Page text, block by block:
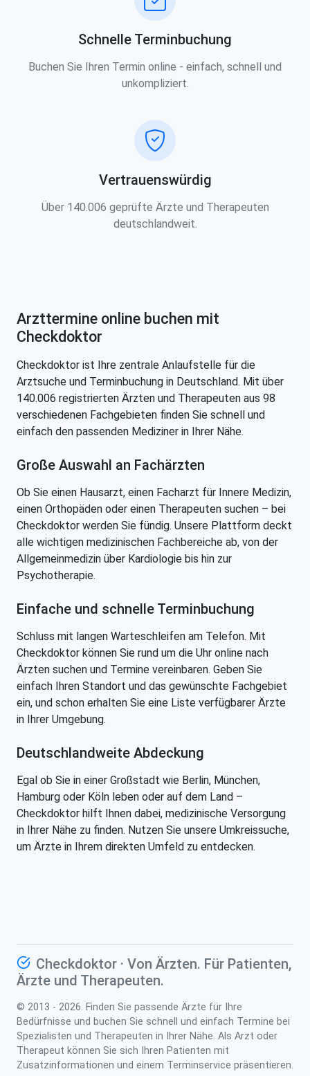
Schnelle Terminbuchung
Buchen Sie Ihren Termin online - einfach, schnell und
unkompliziert.
Vertrauenswürdig
Über 140.006 geprüfte Ärzte und Therapeuten
deutschlandweit.
Arzttermine online buchen mit
Checkdoktor
Checkdoktor ist Ihre zentrale Anlaufstelle für die
Arztsuche und Terminbuchung in Deutschland. Mit über
140.006 registrierten Ärzten und Therapeuten aus 98
verschiedenen Fachgebieten finden Sie schnell und
einfach den passenden Mediziner in Ihrer Nähe.
Große Auswahl an Fachärzten
Ob Sie einen Hausarzt, einen Facharzt für Innere Medizin,
einen Orthopäden oder einen Therapeuten suchen – bei
Checkdoktor werden Sie fündig. Unsere Plattform deckt
alle wichtigen medizinischen Fachbereiche ab, von der
Allgemeinmedizin über Kardiologie bis hin zur
Psychotherapie.
Einfache und schnelle Terminbuchung
Schluss mit langen Warteschleifen am Telefon. Mit
Checkdoktor können Sie rund um die Uhr online nach
Ärzten suchen und Termine vereinbaren. Geben Sie
einfach Ihren Standort und das gewünschte Fachgebiet
ein, und schon erhalten Sie eine Liste verfügbarer Ärzte
in Ihrer Umgebung.
Deutschlandweite Abdeckung
Egal ob Sie in einer Großstadt wie Berlin, München,
Hamburg oder Köln leben oder auf dem Land –
Checkdoktor hilft Ihnen dabei, medizinische Versorgung
in Ihrer Nähe zu finden. Nutzen Sie unsere Umkreissuche,
um Ärzte in Ihrem direkten Umfeld zu entdecken.
Checkdoktor · Von Ärzten. Für Patienten,
Ärzte und Therapeuten.
© 2013 - 2026. Finden Sie passende Ärzte für Ihre
Bedürfnisse und buchen Sie schnell und einfach Termine bei
Spezialisten und Therapeuten in Ihrer Nähe. Als Arzt oder
Therapeut können Sie sich Ihren Patienten mit
Zusatzinformationen und einem Terminservice präsentieren.